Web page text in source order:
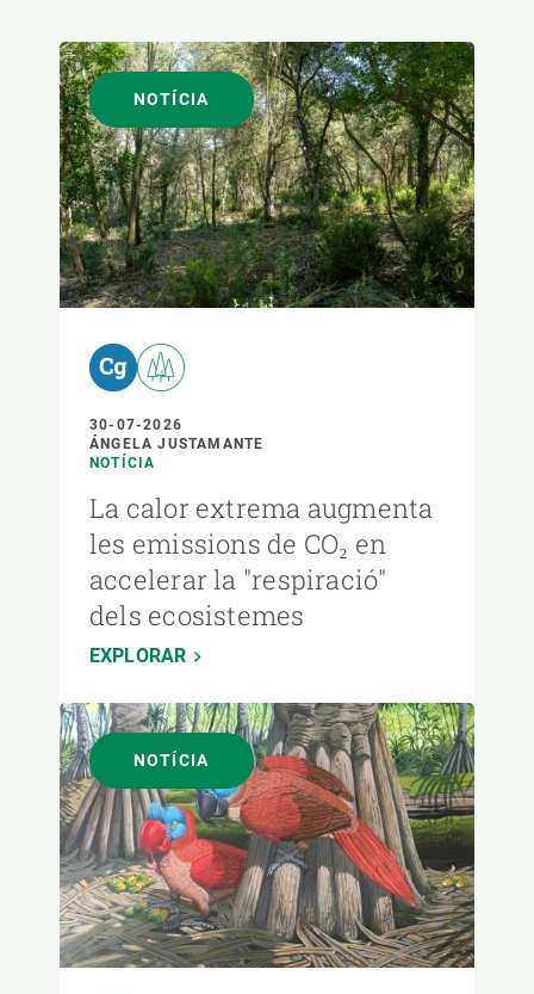
NOTÍCIA
30-07-2026
ÁNGELA JUSTAMANTE
NOTÍCIA
La calor extrema augmenta
les emissions de CO₂ en
accelerar la "respiració"
dels ecosistemes
EXPLORAR
NOTÍCIA